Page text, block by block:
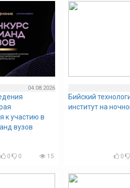
04.08.2026
к участию в
вузов
0 0 15
Бийский
институт на
0